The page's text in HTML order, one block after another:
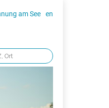
am See en